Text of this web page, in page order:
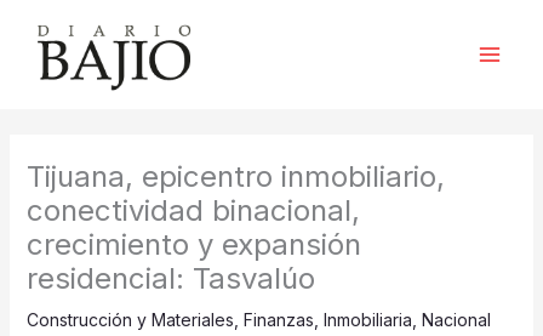
contenido
Tijuana, epicentro inmobiliario,
conectividad binacional,
crecimiento y expansión
residencial: Tasvalúo
Construcción y Materiales Finanzas Inmobiliaria Nacional